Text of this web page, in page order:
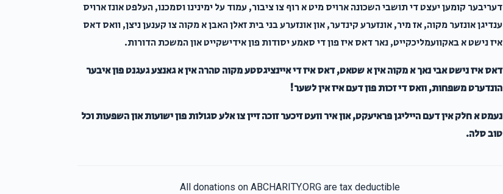
דעריבער קומען יעצט די תושבי השכונה ארויס מיט א רוף צו ציבור, עמוד על ימינינו וסמכנו, העלפט אונז ארויס
ענדיגן אונזער מקוה, אז מיר, אונזערע קינדער, און אונזערע בני בית זאלן האבן א מקוה צו קענען ניצן, וואס דאס
איז נישט א באקוועמליכקייט, נאר דאס איז פון די סאמע יסודות פון אידישקייט און המשכת הדורות.
דאס איז נישט אבי נאך א מקוה אין א שטאט, דאס איז די איינציגסטע מקוה טהרה אין א גאנצע געגנט פון איבער
הונדערט משפחות, וואס די זכות פון דעם איז אין לשער!
נעמט א חלק אין דעם הייליגן פראיעקט, און איר וועט זיכער זוכה זיין צו אלע סגולות פון ישועות און השפעות וכל
טוב סלה.
All donations on ABCHARITY.ORG are tax deductible